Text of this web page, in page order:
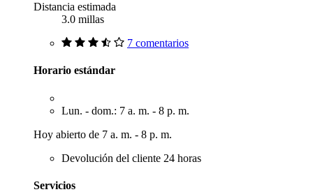
Distancia estimada
3.0 millas
7 comentarios
Horario estándar
Lun. - dom.: 7 a. m. - 8 p. m.
Hoy abierto de 7 a. m. - 8 p. m.
Devolución del cliente 24 horas
Servicios